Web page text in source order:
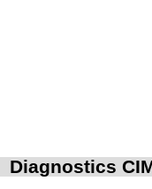
Diagnostics